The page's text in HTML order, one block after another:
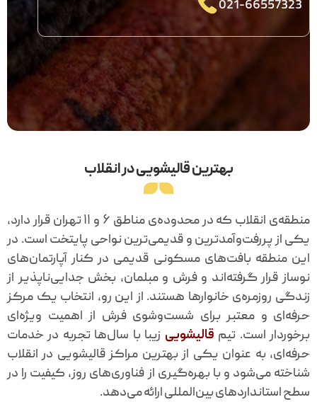
021-66557323
بهترین قالیشویی در انقلاب
منطقه‌ی انقلاب که در محدوده‌ی مناطق ۶ و ۱۱ تهران قرار دارد،
یکی از پررفت‌وآمدترین و قدیمی‌ترین نواحی پایتخت است. در
این منطقه بافت‌های مسکونی قدیمی در کنار آپارتمان‌های
نوساز قرار گرفته‌اند و فرش و مبلمان، بخش جدایی‌ناپذیر از
زندگی روزمره‌ی خانوارها هستند. از این رو، انتخاب یک مرکز
حرفه‌ای و معتبر برای شست‌وشوی فرش از اهمیت ویژه‌ای
برخوردار است. تیم قالیشویی زیبا با سال‌ها تجربه در خدمات
حرفه‌ای، به عنوان یکی از بهترین مراکز قالیشویی در انقلاب
شناخته می‌شود و با بهره‌گیری از فناوری‌های روز، کیفیت را در
سطح استانداردهای بین‌المللی ارائه می‌دهد.